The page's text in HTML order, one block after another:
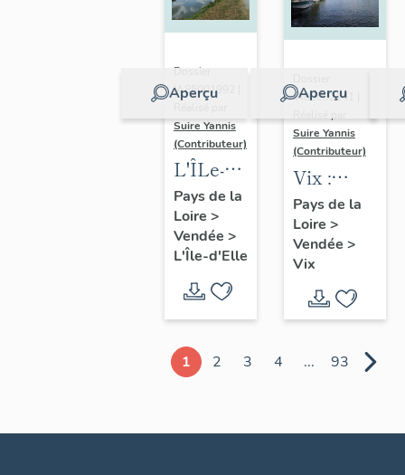
Aperçu
Dossier
IA85001992 |
Suire Yannis
(Contributeur)
L'ÎLe-
d'Elle :
présentation
de la
Pays de la
Loire >
Vendée >
L'Île-d'Elle
Aperçu
IA85002141 |
Suire Yannis
(Contributeur)
Vix :
présentation
de la
commune
Pays de la
Loire >
Vendée >
Vix
1 2 3 4 ... 93